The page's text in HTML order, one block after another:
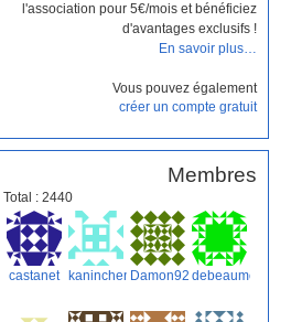
l'association pour 5€/mois et bénéficiez
d'avantages exclusifs !
En savoir plus…
Vous pouvez également
créer un compte gratuit
Membres
Total : 2440
castanet kaninchen Damon9293debeaumont